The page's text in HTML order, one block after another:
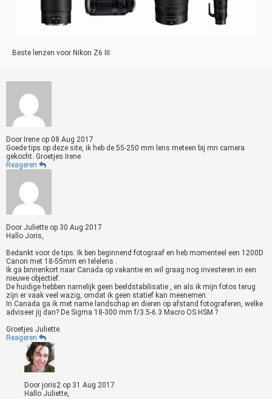
Beste lenzen voor Nikon Z6 III
Door Irene op 08 Aug 2017
Goede tips op deze site, ik heb de 55-250 mm lens meteen bij mn camera
gekocht. Groetjes Irene
Reageren
Door Juliette op 30 Aug 2017
Hallo Joris,
Bedankt voor de tips. Ik ben beginnend fotograaf en heb momenteel een 1200D
Canon met 18-55mm en telelens .
Ik ga binnenkort naar Canada op vakantie en wil graag nog investeren in een
nieuwe objectief.
De huidige hebben namelijk geen beeldstabilisatie , en als ik mijn fotos terug
zijn er vaak veel wazig, omdat ik geen statief kan meenemen.
In Canada ga ik met name landschap en dieren op afstand fotograferen, welke
adviseer jij dan? De Sigma 18-300 mm f/3.5-6.3 Macro OS HSM ?
Groetjes Juliette
Reageren
Door joris2 op 31 Aug 2017
Hallo Juliette,